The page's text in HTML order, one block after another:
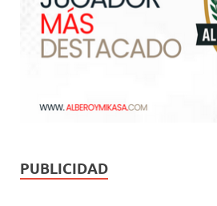
PUBLICIDAD